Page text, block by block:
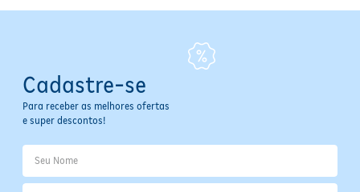
Cadastre-se
Para receber as melhores ofertas
e super descontos!